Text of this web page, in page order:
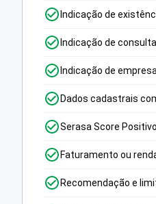
Indicação de
Indicação de
Indicação de
Dados cadastrais
Serasa Score Positivo
Faturamento ou
Recomendação e